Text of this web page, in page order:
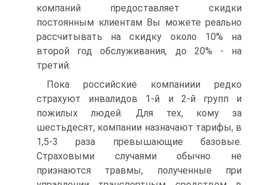
компаний предоставляет скидки
постоянным клиентам Вы можете реально
рассчитывать на скидку около 10% на
второй год обслуживания, до 20% - на
третий.
Пока российские компаниии редко
страхуют инвалидов 1-й и 2-й групп и
пожилых людей. Для тех, кому за
шестьдесят, компании назначают тарифы, в
1,5-3 раза превышающие базовые.
Страховыми случаями обычно не
признаются травмы, полученные при